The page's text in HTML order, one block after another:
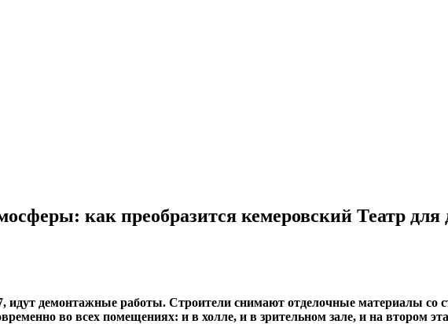
как преобразится кемеровский Театр для
идут демонтажные работы. Строители снимают отделочные материалы со
во всех помещениях: и в холле, и в зрительном зале, и на втором